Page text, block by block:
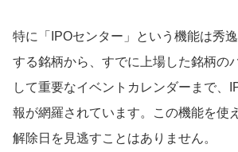
特に「IPOセンター」という機能は秀
する銘柄から、すでに上場した銘柄の
して重要なイベントカレンダーまで、
報が網羅されています。この機能を使
解除日を見逃すことはありません。